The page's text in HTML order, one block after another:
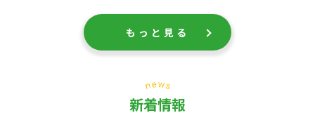
もっと見る
新着情報